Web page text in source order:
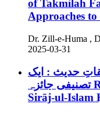
of Takmilah
Approaches
Dr. Zill-e-Huma ,
2025-03-31
حدیث : ایک
تصنیفی جائزہ
Sirāj-ul-Islam